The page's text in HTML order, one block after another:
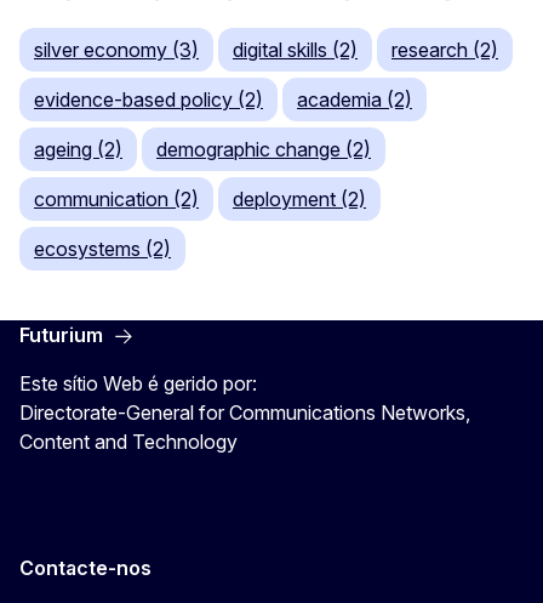
silver economy (3) digital skills (2) research (2)
evidence-based policy (2) academia (2)
ageing (2) demographic change (2)
communication (2) deployment (2)
ecosystems (2)
Futurium
Este sítio Web é gerido por:
Directorate-General for Communications Networks,
Content and Technology
Contacte-nos